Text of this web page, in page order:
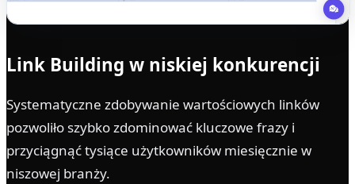
Link Building w niskiej konkurencji
Systematyczne zdobywanie wartościowych linków
pozwoliło szybko zdominować kluczowe frazy i
przyciągnąć tysiące użytkowników miesięcznie w
niszowej branży.